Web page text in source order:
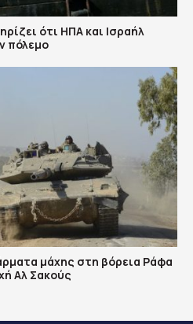
ότι ΗΠΑ και Ισραήλ
πόλεμο
μάχης στη βόρεια Ράφα
Αλ Σακούς